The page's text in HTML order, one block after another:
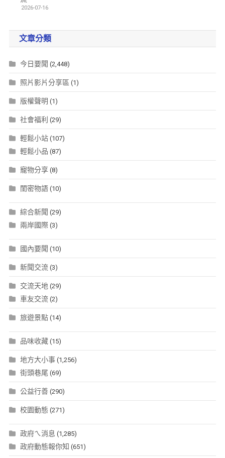
2026-07-16
文章分類
今日要聞 (2,448)
照片影片分享區 (1)
版權聲明 (1)
社會福利 (29)
輕鬆小站(107)
輕鬆小品 (87)
寵物分享(8)
閨密物語(10)
綜合新聞 (29)
兩岸國際(3)
國內要聞 (10)
新聞交流(3)
交流天地 (29)
車友交流(2)
旅遊景點(14)
品味收藏(15)
地方大小事(1,256)
街頭巷尾 (69)
公益行善(290)
校園動態 (271)
政府ㄟ消息 (1,285)
政府動態報你知 (651)